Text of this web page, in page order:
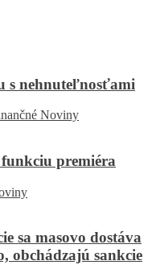
s nehnuteľnosťami
Noviny
premiéra
sa masovo dostáva
obchádzajú sankcie